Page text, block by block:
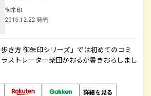
御朱印
2016.12.22 発売
き方 御朱印シリーズ」では初めてのコミ
ストレーター柴田かおるが書きおろしまし
詳細を見る